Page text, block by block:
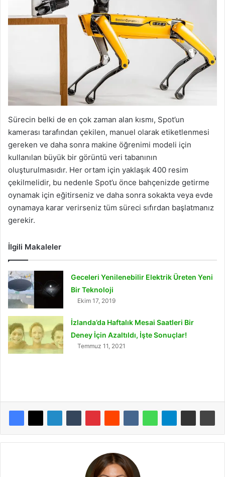
Sürecin belki de en çok zaman alan kısmı, Spot’un
kamerası tarafından çekilen, manuel olarak etiketlenmesi
gereken ve daha sonra makine öğrenimi modeli için
kullanılan büyük bir görüntü veri tabanının
oluşturulmasıdır. Her ortam için yaklaşık 400 resim
çekilmelidir, bu nedenle Spot’u önce bahçenizde getirme
oynamak için eğitirseniz ve daha sonra sokakta veya evde
oynamaya karar verirseniz tüm süreci sıfırdan başlatmanız
gerekir.
İlgili Makaleler
Geceleri Yenilenebilir Elektrik Üreten Yeni
Bir Teknoloji
Ekim 17, 2019
İzlanda’da Haftalık Mesai Saatleri Bir
Deney İçin Azaltıldı, İşte Sonuçlar!
Temmuz 11, 2021